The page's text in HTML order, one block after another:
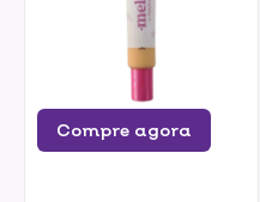
Compre agora